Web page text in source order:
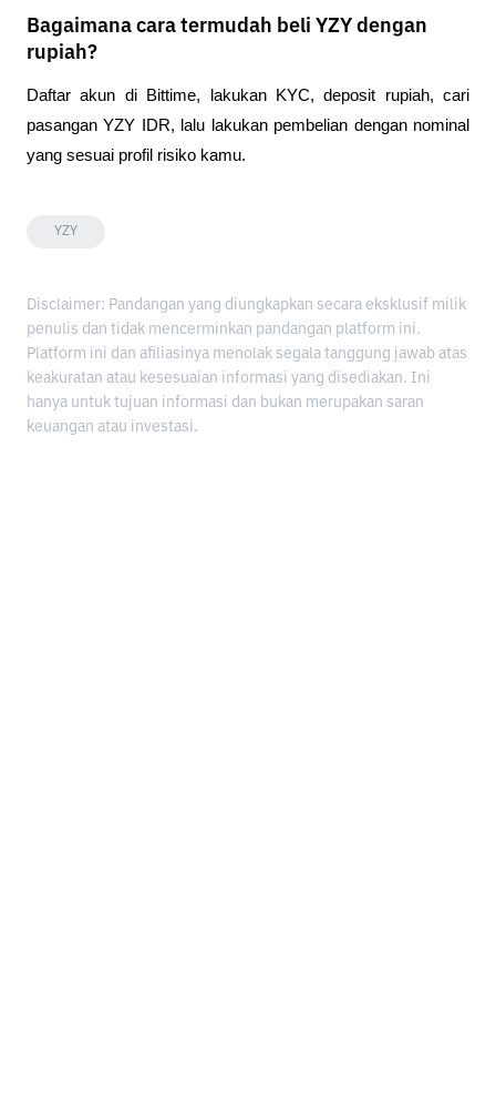
Bagaimana cara termudah beli YZY dengan
rupiah?
Daftar akun di Bittime, lakukan KYC, deposit rupiah, cari
pasangan YZY IDR, lalu lakukan pembelian dengan nominal
yang sesuai profil risiko kamu.
YZY
Disclaimer: Pandangan yang diungkapkan secara eksklusif milik
penulis dan tidak mencerminkan pandangan platform ini.
Platform ini dan afiliasinya menolak segala tanggung jawab atas
keakuratan atau kesesuaian informasi yang disediakan. Ini
hanya untuk tujuan informasi dan bukan merupakan saran
keuangan atau investasi.